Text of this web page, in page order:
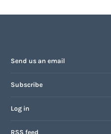
Send us an email
Subscribe
Log in
RSS feed